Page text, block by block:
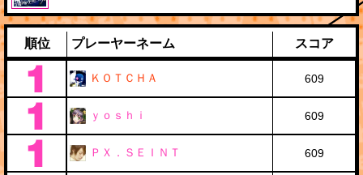
順位 プレーヤーネーム スコア
ＫＯＴＣＨＡ 609
ｙｏｓｈｉ 609
ＰＸ．ＳＥＩＮＴ 609